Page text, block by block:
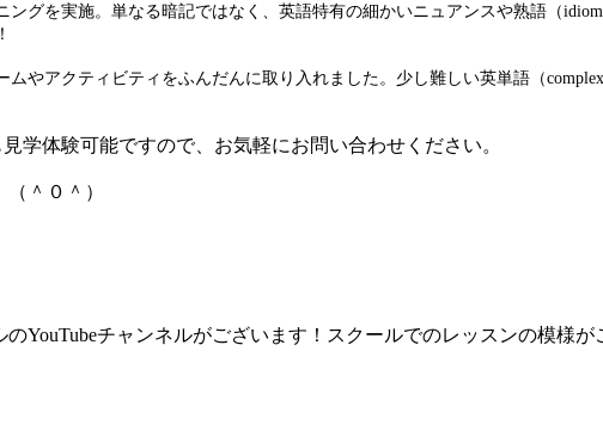
グを実施。単なる暗記ではなく、英語特有の細かいニュアンスや熟語（
やアクティビティをふんだんに取り入れました。少し難しい英単語（
学体験可能ですので、お気軽にお問い合わせください。
＾０＾）
のYouTubeチャンネルがございます！スクールでのレッスンの模様